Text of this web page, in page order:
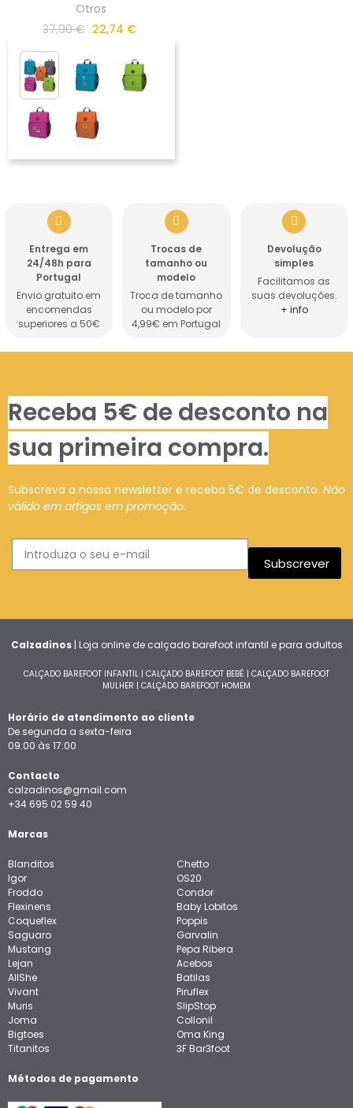
Otros
37,90 € 22,74 €
Entrega em
24/48h para
Portugal
Envio gratuito em
encomendas
superiores a 50€
Trocas de
tamanho ou
modelo
Troca de tamanho
ou modelo por
4,99€ em Portugal
Devolução
simples
Facilitamos as
suas devoluções.
+ info
Receba 5€ de desconto na
sua primeira compra.
Subscreva a nossa newsletter e receba 5€ de desconto. Não
válido em artigos em promoção.
Subscrever
Calzadinos| Loja online de calçado barefoot infantil e para adultos
CALÇADO BAREFOOT INFANTIL | CALÇADO BAREFOOT BEBÉ | CALÇADO BAREFOOT
MULHER | CALÇADO BAREFOOT HOMEM
Horário de atendimento ao cliente
De segunda a sexta-feira
09:00 às 17:00
Contacto
calzadinos@gmail.com
+34 695 02 59 40
Marcas
Blanditos
Igor
Froddo
Flexinens
Coqueflex
Saguaro
Mustang
Lejan
AllShe
Vivant
Muris
Joma
Bigtoes
Titanitos
Chetto
OS20
Condor
Baby Lobitos
Poppis
Garvalin
Pepa Ribera
Acebos
Batilas
Piruflex
SlipStop
Collonil
Oma King
3F Bar3foot
Métodos de pagamento